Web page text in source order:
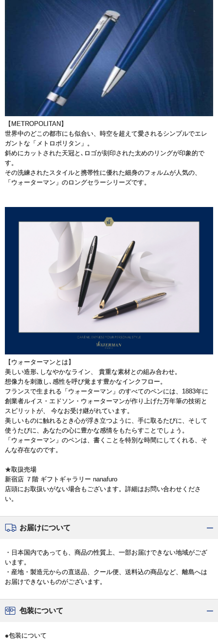
【METROPOLITAN】
世界中のどこの都市にも似合い、時空を超えて愛されるシンプルでエレ
ガントな「メトロポリタン」。
斜めにカットされた天冠と､ロゴが刻印された太めのリングが印象的で
す。
その洗練されたスタイルと携帯性に優れた細身のフォルムが人気の、
「ウォーターマン」のロングセラーシリーズです。
【ウォーターマンとは】
美しい造形､しなやかなライン、 貴重な素材との組み合わせ。
想像力を刺激し､感性を呼び覚ます豊かなインクフロー。
フランスで生まれる「ウォーターマン」のすべてのペンには、1883年に
創業者ルイス・エドソン・ウォーターマンが作り上げた万年筆の技術と
スピリットが、 今なお受け継がれています。
美しいものに触れるとき心が浮き立つように、手に取るたびに、そして
使うたびに、あなたの心に豊かな感情をもたらすことでしょう。
「ウォーターマン」のペンは、書くことを特別な時間にしてくれる、そ
んな存在なのです。
★取扱売場
新宿店 ７階 ギフトギャラリー nanafuro
店頭にお取扱いがない場合もございます。詳細はお問い合わせくださ
い。
お届けについて
・日本国内であっても、商品の性質上、一部お届けできない地域がござ
います。
・産地・製造元からの直送品、クール便、送料込の商品など、離島へは
お届けできないものがございます。
包装について
●包装について